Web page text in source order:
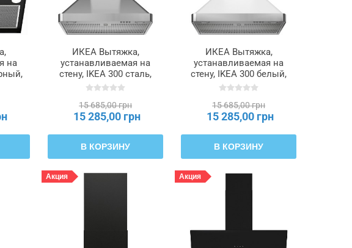
на
ИКЕА Вытяжка,
устанавливаемая на
стену, IKEA 300 сталь,
60 см NILSBYN,
15 685,00 грн
15 285,00 грн
В КОРЗИНУ
ИКЕА Вытяжка,
устанавливаемая на
стену, IKEA 300 белый,
60 см NILSBYN,
15 685,00 грн
15 285,00 грн
В КОРЗИНУ
Акция Акция